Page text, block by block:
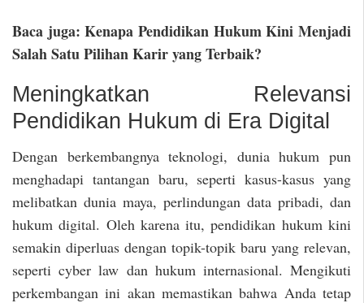
Baca juga: Kenapa Pendidikan Hukum Kini Menjadi
Salah Satu Pilihan Karir yang Terbaik?
Meningkatkan Relevansi
Pendidikan Hukum di Era Digital
Dengan berkembangnya teknologi, dunia hukum pun
menghadapi tantangan baru, seperti kasus-kasus yang
melibatkan dunia maya, perlindungan data pribadi, dan
hukum digital. Oleh karena itu, pendidikan hukum kini
semakin diperluas dengan topik-topik baru yang relevan,
seperti cyber law dan hukum internasional. Mengikuti
perkembangan ini akan memastikan bahwa Anda tetap